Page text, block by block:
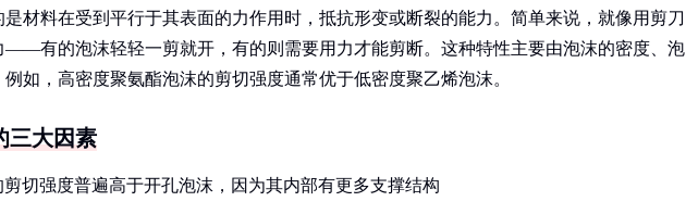
材料在受到平行于其表面的力作用时，抵抗形变或断裂的能力。简单来说，就像用剪刀
——有的泡沫轻轻一剪就开，有的则需要用力才能剪断。这种特性主要由泡沫的密度、泡
如，高密度聚氨酯泡沫的剪切强度通常优于低密度聚乙烯泡沫。
三大因素
剪切强度普遍高于开孔泡沫，因为其内部有更多支撑结构